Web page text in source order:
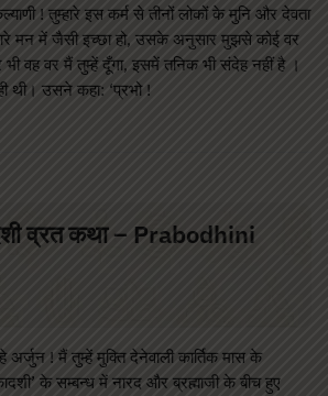
! तुम्हारे इस कर्म से तीनों लोकों के मुनि और देवता
मन में जैसी इच्छा हो, उसके अनुसार मुझसे कोई वर
भी वह वर मैं तुम्हें दूँगा, इसमें तनिक भी संदेह नहीं है ।
थी। उसने कहा: ‘प्रभो !
व्रत कथा – Prabodhini
! मैं तुम्हें मुक्ति देनेवाली कार्तिक मास के
के सम्बन्ध में नारद और ब्रह्माजी के बीच हुए